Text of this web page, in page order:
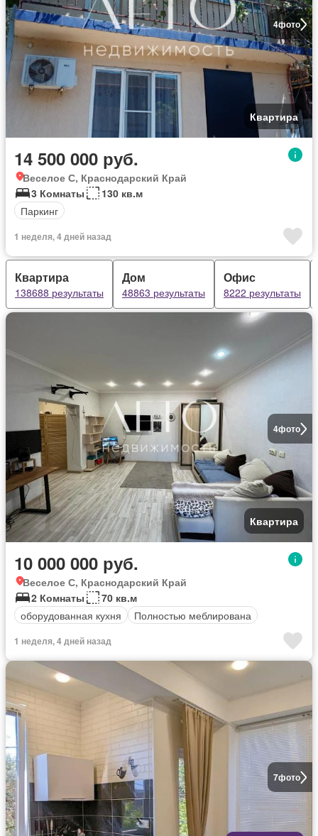
4фото
Квартира
14 500 000 руб.
Веселое С, Краснодарский Край
3 Комнаты
130 кв.м
Паркинг
1 неделя, 4 дней назад
Квартира
138688 результаты
Дом
48863 результаты
Офис
8222 результаты
4фото
Квартира
10 000 000 руб.
Веселое С, Краснодарский Край
2 Комнаты
70 кв.м
оборудованная кухня
Полностью меблирована
1 неделя, 4 дней назад
7фото